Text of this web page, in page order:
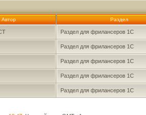
Автор Раздел
Раздел для фрилансеров 1С
Раздел для фрилансеров 1С
Раздел для фрилансеров 1С
Раздел для фрилансеров 1С
Раздел для фрилансеров 1С